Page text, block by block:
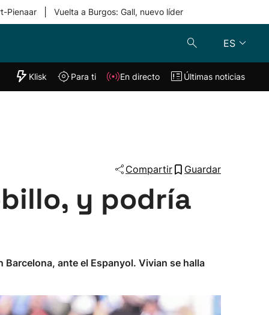
Pienaar Vuelta a Burgos: Gall, nuevo líder
ES
"Helmuga"
Klisk En directo
Klisk Para ti En directo Últimas noticias
Compartir Guardar
y podría
ante el Espanyol. Vivian se halla